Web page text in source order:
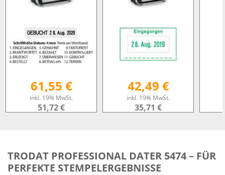
61,55 €
inkl. 19% MwSt.
51,72 €
42,49 €
inkl. 19% MwSt.
35,71 €
TRODAT PROFESSIONAL DATER 5474 – FÜR
PERFEKTE STEMPELERGEBNISSE